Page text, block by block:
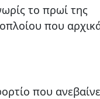
το πρωί της
που
που